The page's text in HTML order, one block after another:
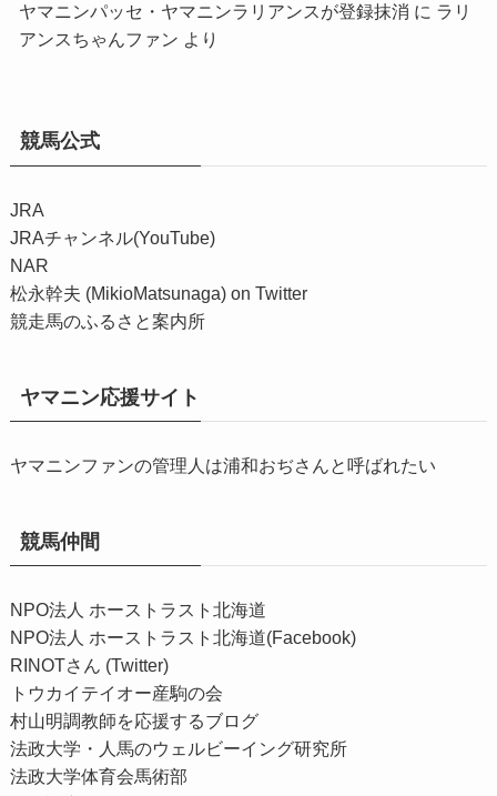
ヤマニンパッセ・ヤマニンラリアンスが登録抹消 に ラリ
アンスちゃんファン より
競馬公式
JRA
JRAチャンネル(YouTube)
NAR
松永幹夫 (MikioMatsunaga) on Twitter
競走馬のふるさと案内所
ヤマニン応援サイト
ヤマニンファンの管理人は浦和おぢさんと呼ばれたい
競馬仲間
NPO法人 ホーストラスト北海道
NPO法人 ホーストラスト北海道(Facebook)
RINOTさん (Twitter)
トウカイテイオー産駒の会
村山明調教師を応援するブログ
法政大学・人馬のウェルビーイング研究所
法政大学体育会馬術部